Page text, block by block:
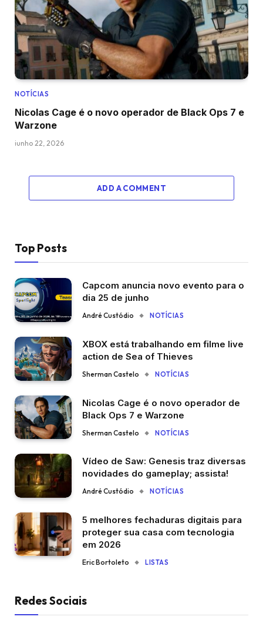
NOTÍCIAS
Nicolas Cage é o novo operador de Black Ops 7 e
Warzone
junho 22, 2026
ADD A COMMENT
Top Posts
Capcom anuncia novo evento para o
dia 25 de junho
André Custódio NOTÍCIAS
XBOX está trabalhando em filme live
action de Sea of Thieves
Sherman Castelo NOTÍCIAS
Nicolas Cage é o novo operador de
Black Ops 7 e Warzone
Sherman Castelo NOTÍCIAS
Vídeo de Saw: Genesis traz diversas
novidades do gameplay; assista!
André Custódio NOTÍCIAS
5 melhores fechaduras digitais para
proteger sua casa com tecnologia
em 2026
Eric Bortoleto LISTAS
Redes Sociais